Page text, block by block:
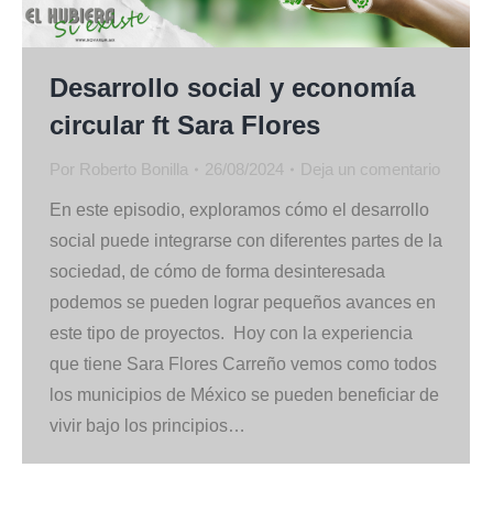
Desarrollo social y economía
circular ft Sara Flores
Por Roberto Bonilla 26/08/2024 Deja un comentario
En este episodio, exploramos cómo el desarrollo
social puede integrarse con diferentes partes de la
sociedad, de cómo de forma desinteresada
podemos se pueden lograr pequeños avances en
este tipo de proyectos. Hoy con la experiencia
que tiene Sara Flores Carreño vemos como todos
los municipios de México se pueden beneficiar de
vivir bajo los principios…